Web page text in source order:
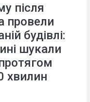
після
провели
будівлі:
шукали
хвилин